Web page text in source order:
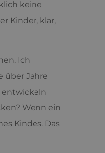
keine
Kinder, klar,
Ich
über Jahre
entwickeln
Wenn ein
Kindes. Das